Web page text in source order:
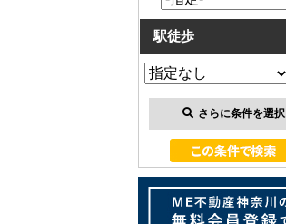
駅徒歩
さらに条件を選択